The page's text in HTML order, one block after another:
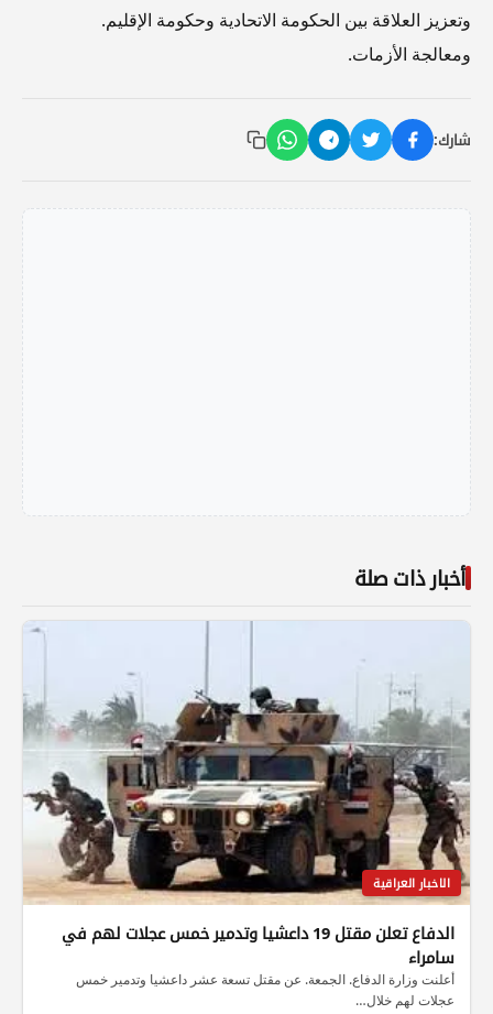
وتعزيز العلاقة بين الحكومة الاتحادية وحكومة الإقليم.
ومعالجة الأزمات.
شارك:
أخبار ذات صلة
الاخبار العراقية
الدفاع تعلن مقتل 19 داعشيا وتدمير خمس عجلات لهم في
سامراء
أعلنت وزارة الدفاع. الجمعة. عن مقتل تسعة عشر داعشيا وتدمير خمس
عجلات لهم خلال…